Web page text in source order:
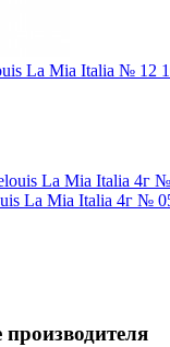
La Mia Italia № 12
La Mia Italia 4г №